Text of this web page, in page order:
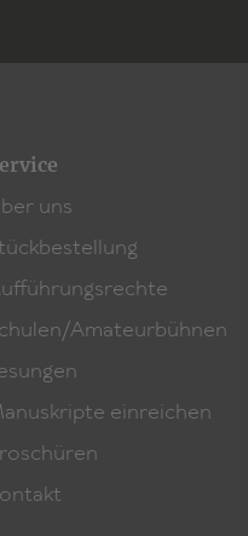
uns
Amateurbühnen
einreichen